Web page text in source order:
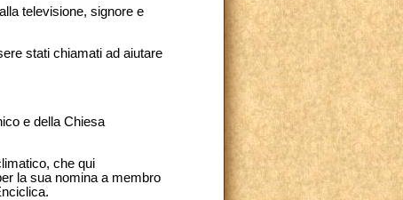
televisione, signore e
stati chiamati ad aiutare
e della Chiesa
che qui
la sua nomina a membro